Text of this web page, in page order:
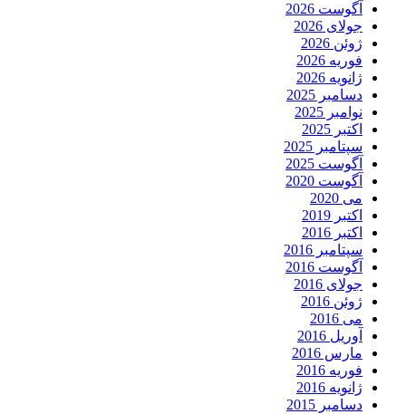
آگوست 2026
جولای 2026
ژوئن 2026
فوریه 2026
ژانویه 2026
دسامبر 2025
نوامبر 2025
اکتبر 2025
سپتامبر 2025
آگوست 2025
آگوست 2020
می 2020
اکتبر 2019
اکتبر 2016
سپتامبر 2016
آگوست 2016
جولای 2016
ژوئن 2016
می 2016
آوریل 2016
مارس 2016
فوریه 2016
ژانویه 2016
دسامبر 2015